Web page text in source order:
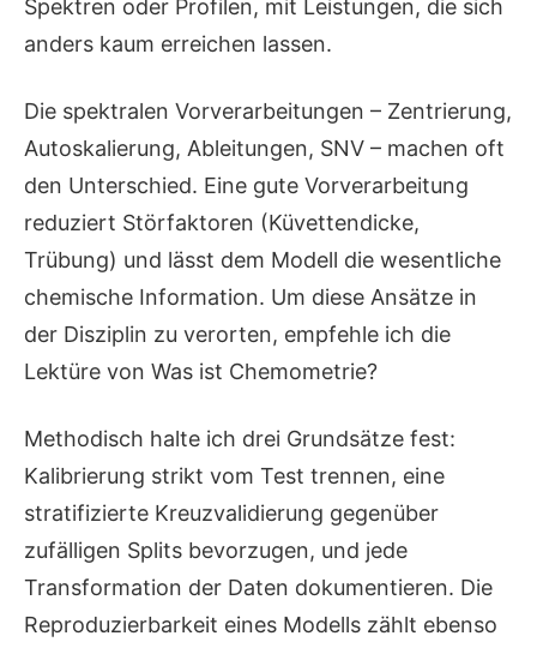
Spektren oder Profilen, mit Leistungen, die sich
anders kaum erreichen lassen.
Die spektralen Vorverarbeitungen – Zentrierung,
Autoskalierung, Ableitungen, SNV – machen oft
den Unterschied. Eine gute Vorverarbeitung
reduziert Störfaktoren (Küvettendicke,
Trübung) und lässt dem Modell die wesentliche
chemische Information. Um diese Ansätze in
der Disziplin zu verorten, empfehle ich die
Lektüre von Was ist Chemometrie?
Methodisch halte ich drei Grundsätze fest:
Kalibrierung strikt vom Test trennen, eine
stratifizierte Kreuzvalidierung gegenüber
zufälligen Splits bevorzugen, und jede
Transformation der Daten dokumentieren. Die
Reproduzierbarkeit eines Modells zählt ebenso